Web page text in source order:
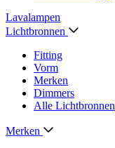
Lavalampen
Lichtbronnen
Fitting
Vorm
Merken
Dimmers
Alle Lichtbronnen
Merken